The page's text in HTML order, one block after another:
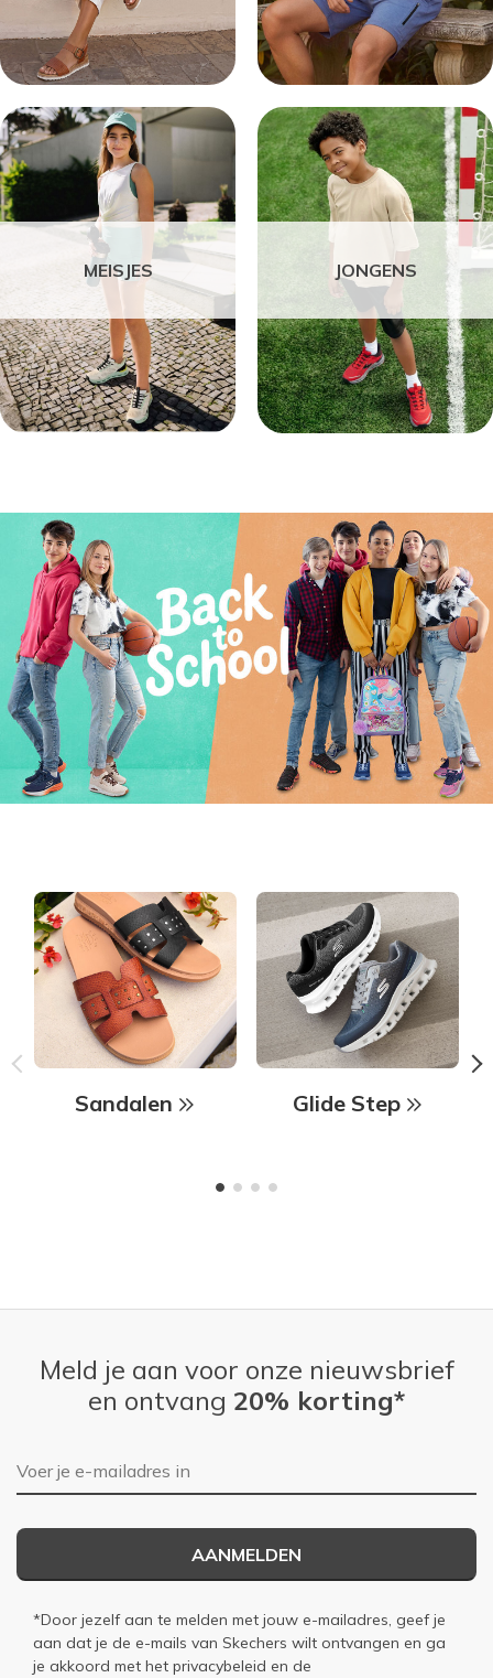
MEISJES JONGENS
Sandalen Glide Step
Meld je aan voor onze nieuwsbrief
en ontvang 20% korting*
E-mailadres
AANMELDEN
*Door jezelf aan te melden met jouw e-mailadres, geef je
aan dat je de e-mails van Skechers wilt ontvangen en ga
je akkoord met het privacybeleid en de